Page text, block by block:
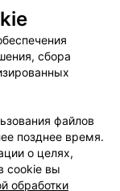
оплаты
сбора
файлов
позднее время.
о целях,
cookie вы
обработки